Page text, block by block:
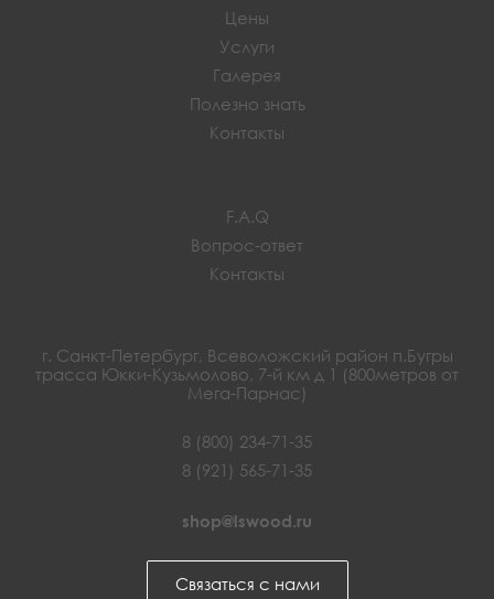
Цены
Услуги
Галерея
Полезно знать
Контакты
F.A.Q
Вопрос-ответ
Контакты
г. Санкт-Петербург, Всеволожский район п.Бугры
трасса Юкки-Кузьмолово, 7-й км д 1 (800метров от
Мега-Парнас)
8 (800) 234-71-35
8 (921) 565-71-35
shop@lswood.ru
Связаться с нами